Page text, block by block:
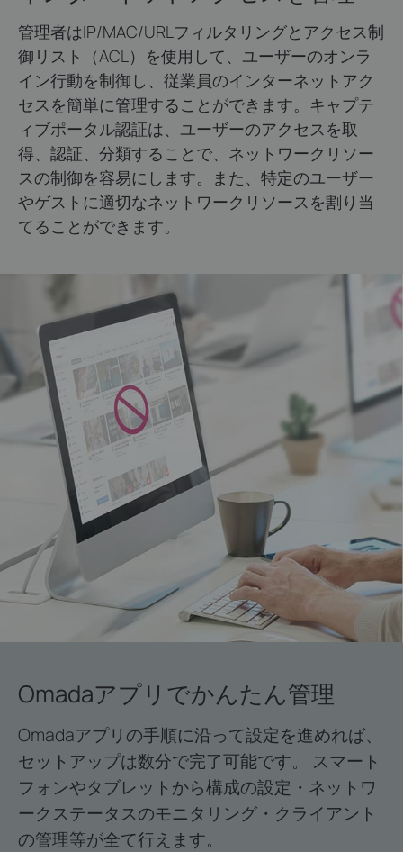
管理者はIP/MAC/URLフィルタリングとアクセス制
御リスト（ACL）を使用して、ユーザーのオンラ
イン行動を制御し、従業員のインターネットアク
セスを簡単に管理することができます。キャプテ
ィブポータル認証は、ユーザーのアクセスを取
得、認証、分類することで、ネットワークリソー
スの制御を容易にします。また、特定のユーザー
やゲストに適切なネットワークリソースを割り当
てることができます。
Omadaアプリでかんたん管理
Omadaアプリの手順に沿って設定を進めれば、
セットアップは数分で完了可能です。 スマート
フォンやタブレットから構成の設定・ネットワ
ークステータスのモニタリング・クライアント
の管理等が全て行えます。